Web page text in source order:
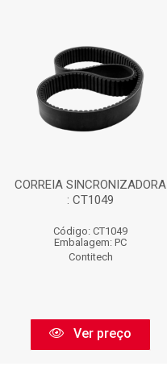
CORREIA SINCRONIZADORA
: CT1049
Código: CT1049
Embalagem: PC
Contitech
Ver preço